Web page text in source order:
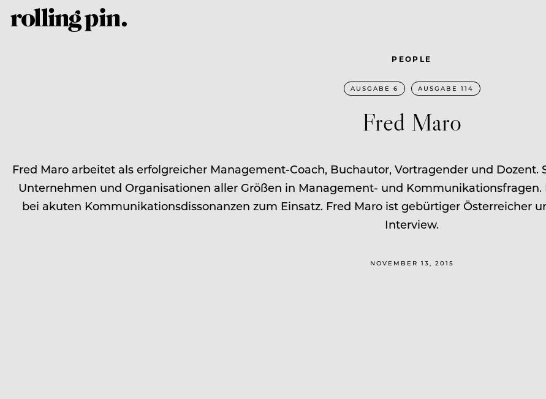
PEOPLE
AUSGABE 6 AUSGABE 114
Fred Maro
Fred Maro arbeitet als erfolgreicher Management-Coach, Buchautor, Vortragender und Dozent.
Unternehmen und Organisationen aller Größen in Management- und Kommunikationsfragen.
bei akuten Kommunikationsdissonanzen zum Einsatz. Fred Maro ist gebürtiger Österreicher
Interview.
NOVEMBER 13, 2015